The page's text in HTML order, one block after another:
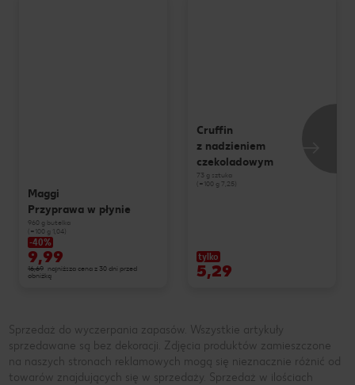
Maggi
Przyprawa w płynie
960 g butelka
(=100 g 1,04)
-40%
9,99
16,69 najniższa cena z 30 dni przed
obniżką
Cruffin
z nadzieniem
czekoladowym
73 g sztuka
(=100 g 7,25)
tylko
5,29
Sprzedaż do wyczerpania zapasów. Wszystkie artykuły
sprzedawane są bez dekoracji. Zdjęcia produktów zamieszczone
na naszych stronach reklamowych mogą się nieznacznie różnić od
towarów znajdujących się w sprzedaży. Sprzedaż w ilościach